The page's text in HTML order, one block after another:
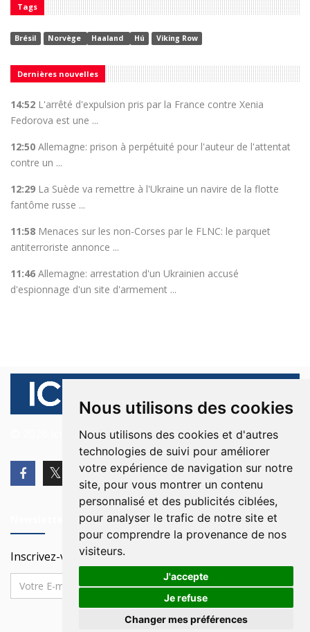
Nous utilisons des cookies
Nous utilisons des cookies et d'autres
technologies de suivi pour améliorer
votre expérience de navigation sur notre
site, pour vous montrer un contenu
personnalisé et des publicités ciblées,
pour analyser le trafic de notre site et
pour comprendre la provenance de nos
visiteurs.
J'accepte
Je refuse
Changer mes préférences
Tags
Brésil Norvège Haaland Hú Viking Row
Dernières nouvelles
14:52 L'arrêté d'expulsion pris par la France contre Xenia
Fedorova est une ...
12:50 Allemagne: prison à perpétuité pour l'auteur de l'attentat
contre un ...
12:29 La Suède va remettre à l'Ukraine un navire de la flotte
fantôme russe ...
11:58 Menaces sur les non-Corses par le FLNC: le parquet
antiterroriste annonce ...
11:46 Allemagne: arrestation d'un Ukrainien accusé
d'espionnage d'un site d'armement ...
© 2026 Ici Beyrouth. Tous les droits sont réservés.
Inscrivez-vous à notre Newsletter